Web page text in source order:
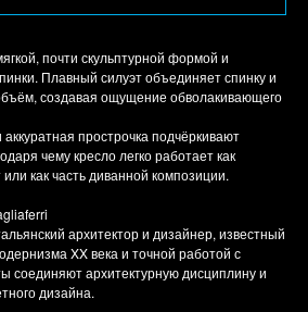
почти скульптурной формой и
Плавный силуэт объединяет спинку и
создавая ощущение обволакивающего
прострочка подчёркивают
чему кресло легко работает как
как часть диванной композиции.
архитектор и дизайнер, известный
XX века и точной работой с
соединяют архитектурную дисциплину и
дизайна.